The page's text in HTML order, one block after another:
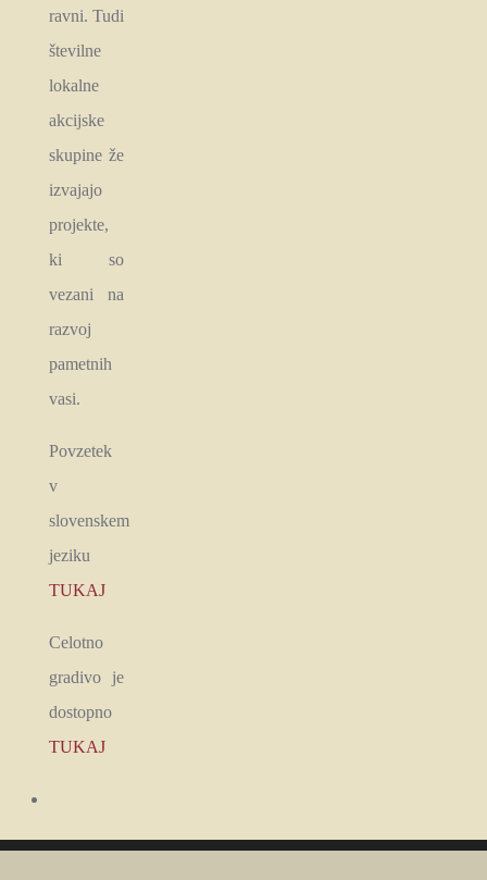
ravni. Tudi
številne
lokalne
akcijske
skupine že
izvajajo
projekte,
ki so
vezani na
razvoj
pametnih
vasi.
Povzetek
v
slovenskem
jeziku
TUKAJ
Celotno
gradivo je
dostopno
TUKAJ